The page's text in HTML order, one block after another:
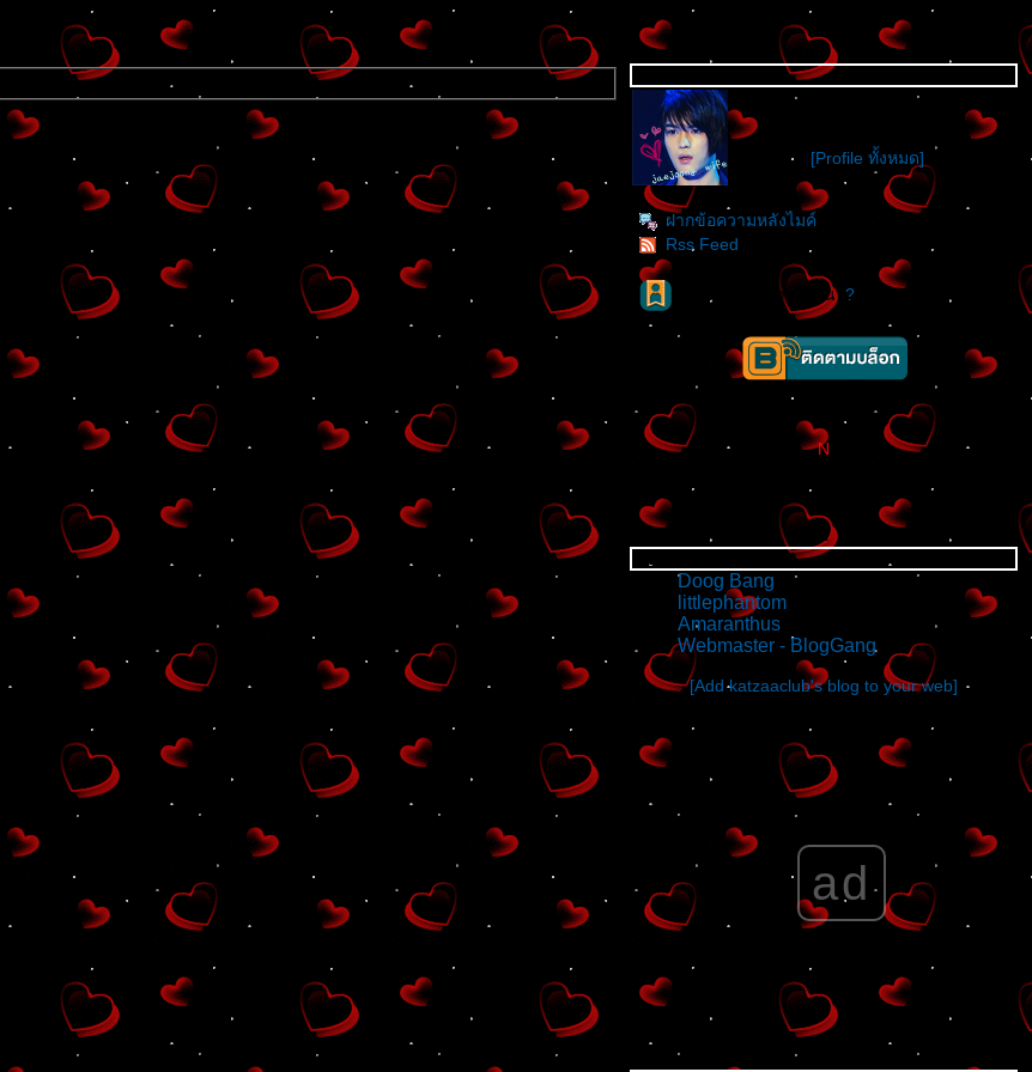
Group นี้ ยังไม่มี Blog ที่ online
[Profile ทั้งหมด]
ฝากข้อความหลังไมค์
Rss Feed
ผู้ติดตามบล็อก : 1 คน [ ?
N
Doog Bang
littlephantom
Amaranthus
Webmaster - BlogGang
[Add katzaaclub's blog to your web]
ad